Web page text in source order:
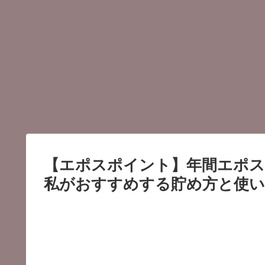
【エポスポイント】年間エポ
私がおすすめする貯め方と使